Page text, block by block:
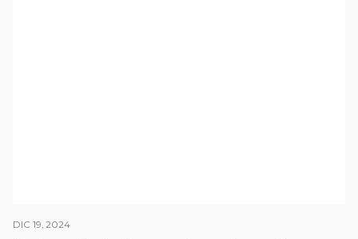
DIC 19, 2024